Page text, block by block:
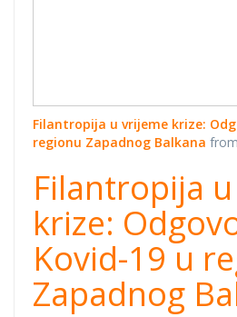
Filantropija u vrijeme krize:
regionu Zapadnog Balkana from
Filantropija
krize:
Kovid-19 u
Zapadnog